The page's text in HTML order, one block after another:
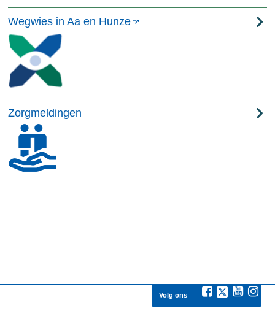
Wegwies in Aa en Hunze
Zorgmeldingen
Volg ons